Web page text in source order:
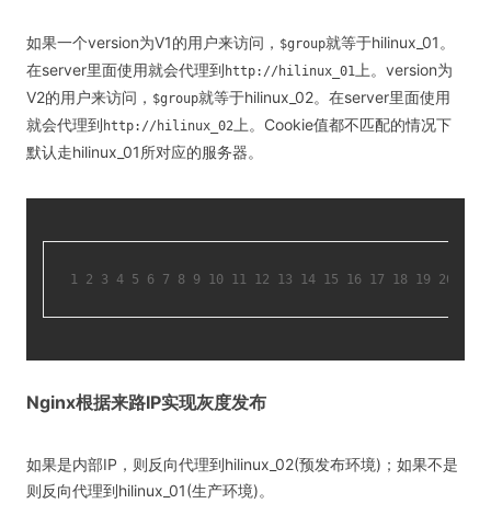
如果一个version为V1的用户来访问， $group就等于hilinux_01。
在server里面使用就会代理到 http://hilinux_01 上。version为
V2的用户来访问， $group就等于hilinux_02。在server里面使用
就会代理到 http://hilinux_02 上。Cookie值都不匹配的情况下
默认走hilinux_01所对应的服务器。
1 2 3 4 5 6 7 8 9 10 11 12 13 14 15 16 17 18 19 20
Nginx根据来路IP实现灰度发布
如果是内部IP，则反向代理到hilinux_02(预发布环境)；如果不是
则反向代理到hilinux_01(生产环境)。